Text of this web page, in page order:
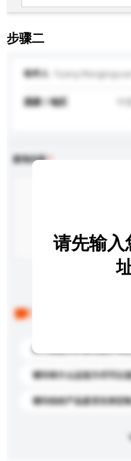
步骤二
收件人 Yiyang
国家 / 地区
查询内容
你们能提供的最优惠价格
请问有什么运送方式可以选
请问你的产品是否支持定制
请先输入